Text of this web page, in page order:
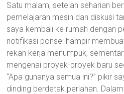
Satu malam, setelah seharian
pemelajaran mesin dan diskusi
saya kembali ke rumah dengan
notifikasi ponsel hampir
rekan kerja menumpuk,
mengenai proyek-proyek baru
“Apa gunanya semua ini?” pikir
dinding berdetak perlahan.